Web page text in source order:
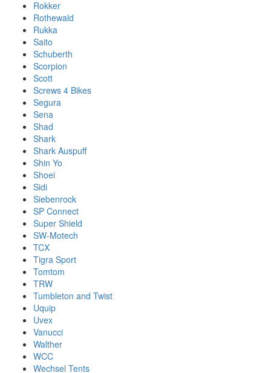
Rokker
Rothewald
Rukka
Saito
Schuberth
Scorpion
Scott
Screws 4 Bikes
Segura
Sena
Shad
Shark
Shark Auspuff
Shin Yo
Shoei
Sidi
Siebenrock
SP Connect
Super Shield
SW-Motech
TCX
Tigra Sport
Tomtom
TRW
Tumbleton and Twist
Uquip
Uvex
Vanucci
Walther
WCC
Wechsel Tents